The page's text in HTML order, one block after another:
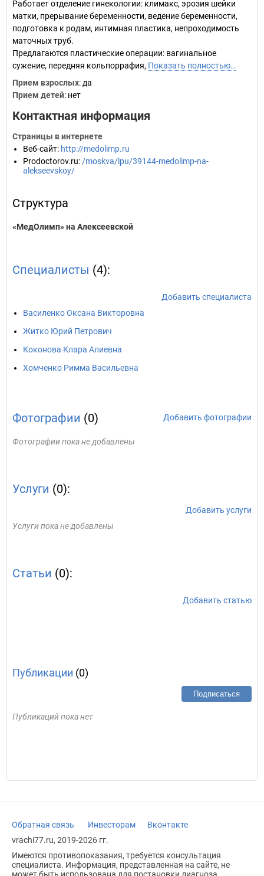
Работает отделение гинекологии: климакс, эрозия шейки
матки, прерывание беременности, ведение беременности,
подготовка к родам, интимная пластика, непроходимость
маточных труб.
Предлагаются пластические операции: вагинальное
сужение, передняя кольпоррафия, Показать полностью…
Прием взрослых: да
Прием детей: нет
Контактная информация
Страницы в интернете
Веб-сайт: http://medolimp.ru
Prodoctorov.ru: /moskva/lpu/39144-medolimp-na-
alekseevskoy/
Структура
«МедОлимп» на Алексеевской
Специалисты (4):
Добавить специалиста
Василенко Оксана Викторовна
Житко Юрий Петрович
Коконова Клара Алиевна
Хомченко Римма Васильевна
Фотографии (0) Добавить фотографии
Фотографии пока не добавлены
Услуги (0):
Добавить услуги
Услуги пока не добавлены
Статьи (0):
Добавить статью
Публикации (0)
Подписаться
Публикаций пока нет
Обратная связь Инвесторам
Вконтакте
vrachi77.ru, 2019-2026 гг.
Имеются противопоказания, требуется консультация
специалиста. Информация, представленная на сайте, не